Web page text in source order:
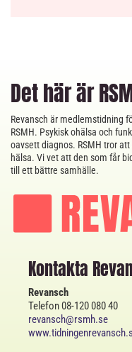
Det här är
Revansch är medlemstidning
RSMH. Psykisk ohälsa och
oavsett diagnos. RSMH tror
hälsa. Vi vet att den som får
till ett bättre samhälle.
Kontakta
Revansch
Telefon 08-120 080 40
revansch@rsmh.se